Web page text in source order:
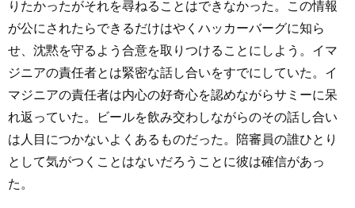
りたかったがそれを尋ねることはできなかった。この情報
が公にされたらできるだけはやくハッカーバーグに知ら
せ、沈黙を守るよう合意を取りつけることにしよう。イマ
ジニアの責任者とは緊密な話し合いをすでにしていた。イ
マジニアの責任者は内心の好奇心を認めながらサミーに呆
れ返っていた。ビールを飲み交わしながらのその話し合い
は人目につかないよくあるものだった。陪審員の誰ひとり
として気がつくことはないだろうことに彼は確信があっ
た。